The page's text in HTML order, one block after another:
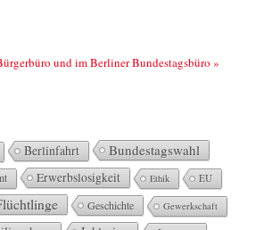
und im Berliner Bundestagsbüro »
Berlinfahrt Bundestagswahl
Erwerbslosigkeit Ethik EU
Geschichte Gewerkschaft